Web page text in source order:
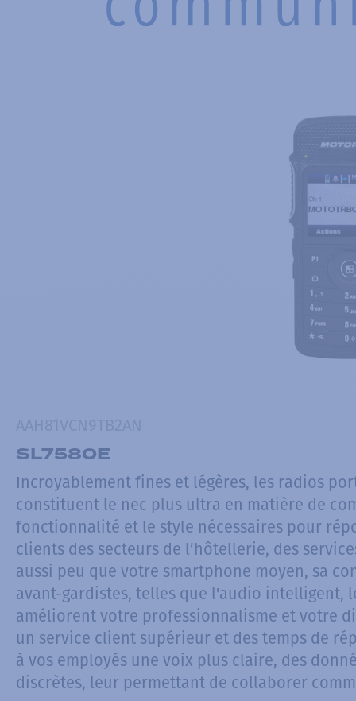
SL7580E
Incroyablement fines et légères, les radios
constituent le nec plus ultra en matière de
fonctionnalité et le style nécessaires pour
clients des secteurs de l’hôtellerie, des
aussi peu que votre smartphone moyen, sa
avant-gardistes, telles que l'audio intelligent,
améliorent votre professionnalisme et votre
un service client supérieur et des temps de
à vos employés une voix plus claire, des
discrètes, leur permettant de collaborer